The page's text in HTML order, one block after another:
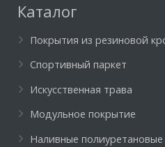
Каталог
Покрытия из резиновой
Спортивный паркет
Искусственная трава
Модульное покрытие
Наливные